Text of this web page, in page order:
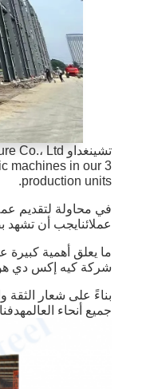
machines in our 3
production units.
عملائنايجب أن تشهد
شركة كيه إكس دي هو
بناءً على شعار الثقة
جميع أنحاء